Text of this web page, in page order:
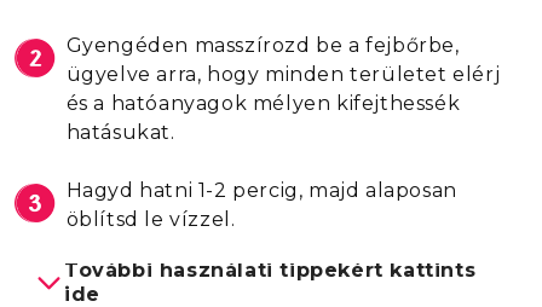
Gyengéden masszírozd be a fejbőrbe,
ügyelve arra, hogy minden területet elérj
és a hatóanyagok mélyen kifejthessék
hatásukat.
Hagyd hatni 1-2 percig, majd alaposan
öblítsd le vízzel.
További használati tippekért kattints
ide